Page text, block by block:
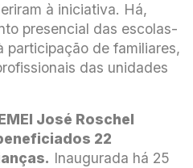
à iniciativa. Há,
presencial das escolas-
participação de familiares,
das unidades
José Roschel
22
Inaugurada há 25